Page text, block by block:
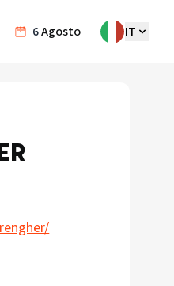
6Agosto IT